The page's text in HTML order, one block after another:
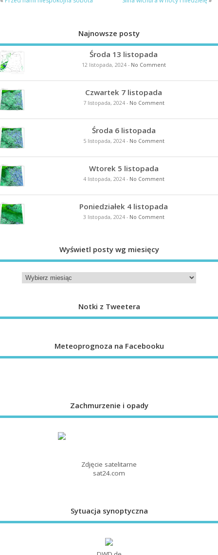
Najnowsze posty
Środa 13 listopada
12 listopada, 2024- No Comment
Czwartek 7 listopada
7 listopada, 2024- No Comment
Środa 6 listopada
5 listopada, 2024- No Comment
Wtorek 5 listopada
4 listopada, 2024- No Comment
Poniedziałek 4 listopada
3 listopada, 2024- No Comment
Wyświetl posty wg miesięcy
Notki z Tweetera
Meteoprognoza na Facebooku
Zachmurzenie i opady
Zdjęcie satelitarne
sat24.com
Sytuacja synoptyczna